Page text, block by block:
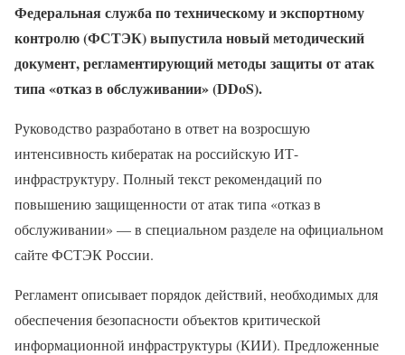
Федеральная служба по техническому и экспортному
контролю (ФСТЭК) выпустила новый методический
документ, регламентирующий методы защиты от атак
типа «отказ в обслуживании» (DDoS).
Руководство разработано в ответ на возросшую
интенсивность кибератак на российскую ИТ-
инфраструктуру. Полный текст рекомендаций по
повышению защищенности от атак типа «отказ в
обслуживании» — в специальном разделе на официальном
сайте ФСТЭК России.
Регламент описывает порядок действий, необходимых для
обеспечения безопасности объектов критической
информационной инфраструктуры (КИИ). Предложенные